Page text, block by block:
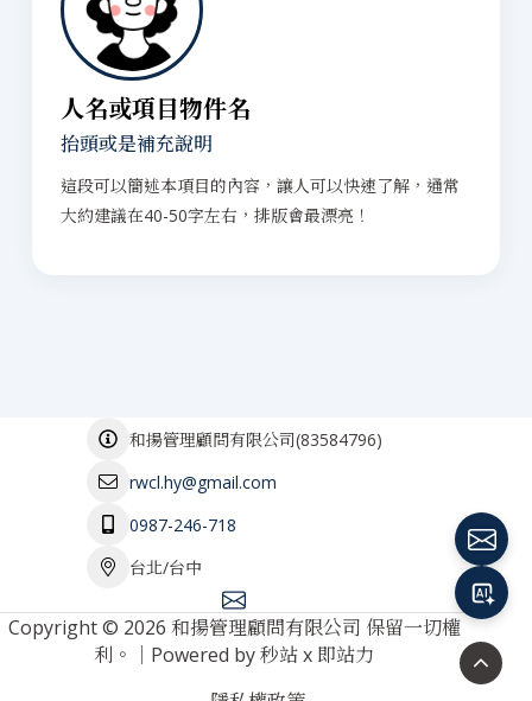
人名或項目物件名
抬頭或是補充說明
這段可以簡述本項目的內容，讓人可以快速了解，通常
大約建議在40-50字左右，排版會最漂亮！
和揚管理顧問有限公司(83584796)
rwcl.hy@gmail.com
0987-246-718
台北/台中
Copyright © 2026 和揚管理顧問有限公司 保留一切權
利。｜Powered by秒站x 即站力